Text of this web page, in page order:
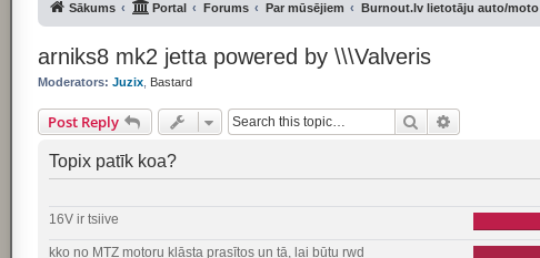
Sākums Portal Forums Par mūsējiem Burnout.lv lietotāju auto/moto
arniks8 mk2 jetta powered by \\\Valveris
Moderators: Juzix, Bastard
Post Reply Search
Topix patīk koa?
16V ir tsiive
kko no MTZ motoru klāsta prasītos un tā, lai būtu rwd